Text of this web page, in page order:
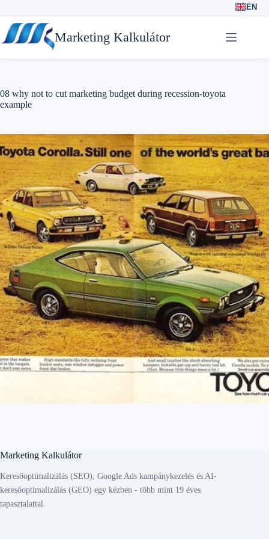
EN
Skip
content
Marketing Kalkulátor
08 why not to cut marketing budget during recession-toyota
example
Marketing Kalkulátor
Keresőoptimalizálás (SEO), Google Ads kampánykezelés és AI-
keresőoptimalizálás (GEO) egy kézben - több mint 19 éves
tapasztalattal.